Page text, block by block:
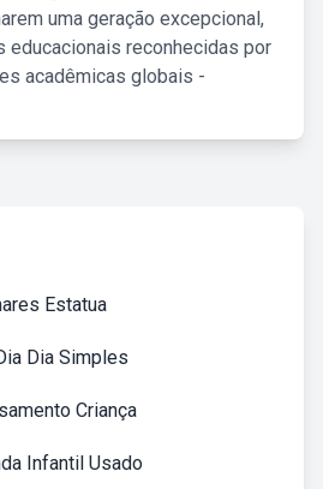
uma geração excepcional,
educacionais reconhecidas por
acadêmicas globais -
Estatua
Dia Simples
Criança
Infantil Usado